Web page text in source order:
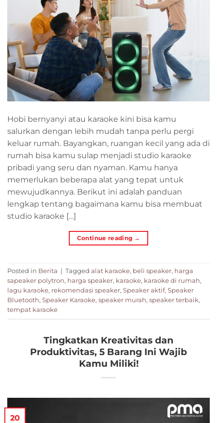
Hobi bernyanyi atau karaoke kini bisa kamu
salurkan dengan lebih mudah tanpa perlu pergi
keluar rumah. Bayangkan, ruangan kecil yang ada di
rumah bisa kamu sulap menjadi studio karaoke
pribadi yang seru dan nyaman. Kamu hanya
memerlukan beberapa alat yang tepat untuk
mewujudkannya. Berikut ini adalah panduan
lengkap tentang bagaimana kamu bisa membuat
studio karaoke […]
Continue reading →
Posted in Berita | Tagged alat karaoke, beli speaker, harga
sapeaker polytron, harga speaker, karaoke, karaoke di rumah,
lagu karaoke, rekomendasi speaker, Speaker aktif, Speaker
Bluetooth, Speaker Karaoke, speaker murah, speaker terbaik,
tempat karaoke
Tingkatkan Kreativitas dan
Produktivitas, 5 Barang Ini Wajib
Kamu Miliki!
20